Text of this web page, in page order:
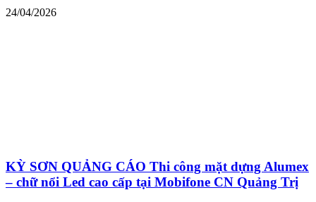
24/04/2026
KỲ SƠN QUẢNG CÁO Thi công mặt dựng Alumex
– chữ nổi Led cao cấp tại Mobifone CN Quảng Trị